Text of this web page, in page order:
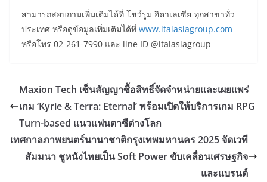
สามารถสอบถามเพิ่มเติมได้ที่ โชว์รูม อิตาเลเซีย ทุกสาขาทั่ว
ประเทศ หรือดูข้อมูลเพิ่มเติมได้ที่ www.italasiagroup.com
หรือโทร 02-261-7990 และ line ID @italasiagroup
Maxion Tech เซ็นสัญญาซื้อสิทธิ์จัดจำหน่ายและเผยแพร่
เกม ‘Kyrie & Terra: Eternal’ พร้อมเปิดให้บริการเกม RPG
Turn-based แนวแฟนตาซีต่างโลก
เทศกาลภาพยนตร์นานาชาติกรุงเทพมหานคร 2025 จัดเวที
สัมมนา ชูหนังไทยเป็น Soft Power ขับเคลื่อนเศรษฐกิจ
และแบรนด์